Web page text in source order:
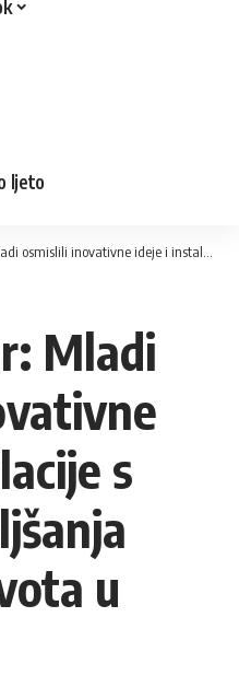
ljeto
ideje i instalacije s ciljem poboljšanja kvalitete života u Mostaru
Mladi
s
u